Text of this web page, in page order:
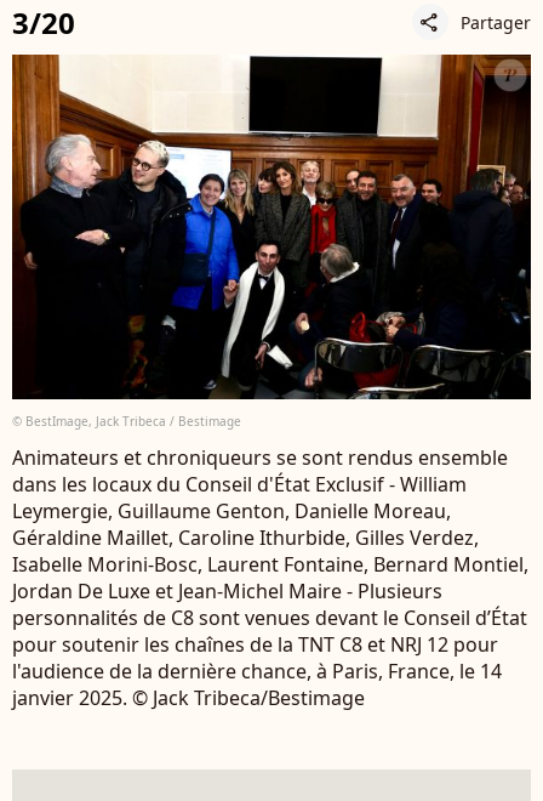
3/20 share Partager
© BestImage, Jack Tribeca / Bestimage
Animateurs et chroniqueurs se sont rendus ensemble
dans les locaux du Conseil d'État Exclusif - William
Leymergie, Guillaume Genton, Danielle Moreau,
Géraldine Maillet, Caroline Ithurbide, Gilles Verdez,
Isabelle Morini-Bosc, Laurent Fontaine, Bernard Montiel,
Jordan De Luxe et Jean-Michel Maire - Plusieurs
personnalités de C8 sont venues devant le Conseil d’État
pour soutenir les chaînes de la TNT C8 et NRJ 12 pour
l'audience de la dernière chance, à Paris, France, le 14
janvier 2025. © Jack Tribeca/Bestimage